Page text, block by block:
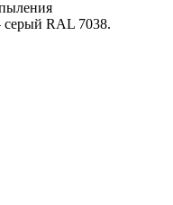
серый RAL 7038.